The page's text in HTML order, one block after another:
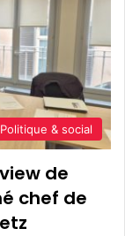
Politique & social
de
chef de